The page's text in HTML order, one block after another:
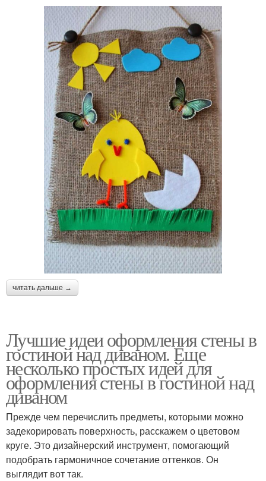
читать дальше →
Лучшие идеи оформления стены в
гостиной над диваном. Еще
несколько простых идей для
оформления стены в гостиной над
диваном
Прежде чем перечислить предметы, которыми можно
задекорировать поверхность, расскажем о цветовом
круге. Это дизайнерский инструмент, помогающий
подобрать гармоничное сочетание оттенков. Он
выглядит вот так.